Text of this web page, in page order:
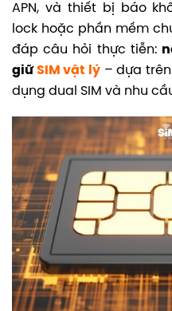
APN, và thiết bị báo
lock hoặc phần mềm
đáp câu hỏi thực tiễn:
giữSIM vật lý – dựa
dụng dual SIM và nhu